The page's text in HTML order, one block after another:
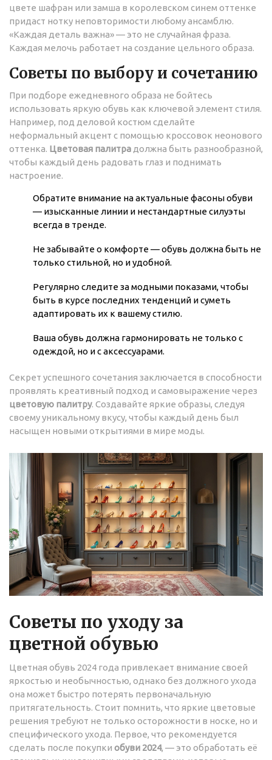
цвете шафран или замша в королевском синем оттенке
придаст нотку неповторимости любому ансамблю.
«Каждая деталь важна» — это не случайная фраза.
Каждая мелочь работает на создание цельного образа.
Советы по выбору и сочетанию
При подборе ежедневного образа не бойтесь
использовать яркую обувь как ключевой элемент стиля.
Например, под деловой костюм сделайте
неформальный акцент с помощью кроссовок неонового
оттенка. Цветовая палитра должна быть разнообразной,
чтобы каждый день радовать глаз и поднимать
настроение.
Обратите внимание на актуальные фасоны обуви
— изысканные линии и нестандартные силуэты
всегда в тренде.
Не забывайте о комфорте — обувь должна быть не
только стильной, но и удобной.
Регулярно следите за модными показами, чтобы
быть в курсе последних тенденций и суметь
адаптировать их к вашему стилю.
Ваша обувь должна гармонировать не только с
одеждой, но и с аксессуарами.
Секрет успешного сочетания заключается в способности
проявлять креативный подход и самовыражение через
цветовую палитру. Создавайте яркие образы, следуя
своему уникальному вкусу, чтобы каждый день был
насыщен новыми открытиями в мире моды.
Советы по уходу за
цветной обувью
Цветная обувь 2024 года привлекает внимание своей
яркостью и необычностью, однако без должного ухода
она может быстро потерять первоначальную
притягательность. Стоит помнить, что яркие цветовые
решения требуют не только осторожности в носке, но и
специфического ухода. Первое, что рекомендуется
сделать после покупки обуви 2024, — это обработать её